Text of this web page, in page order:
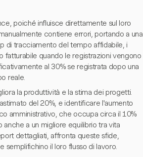
poiché influisce direttamente sul loro
contiene errori, portando a una
di tracciamento del tempo affidabile, i
fatturabile quando le registrazioni vengono
al 30% se registrata dopo una
reale.
la produttività e la stima dei progetti.
del 20%, e identificare l'aumento
amministrativo, che occupa circa il 10%
a un migliore equilibrio tra vita
dettagliati, affronta queste sfide,
semplifichino il loro flusso di lavoro.